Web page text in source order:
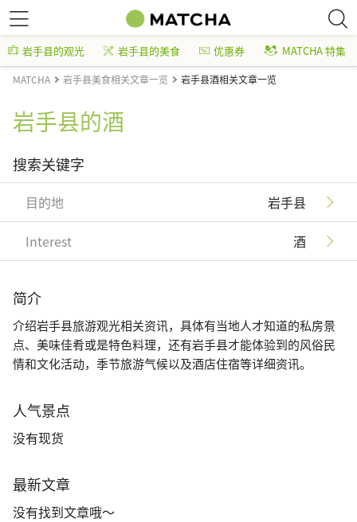
岩手县的观光 岩手县的美食 优惠券 MATCHA 特集
MATCHA 岩手县美食相关文章一览 岩手县酒相关文章一览
岩手县的酒
搜索关键字
目的地 岩手县
Interest 酒
简介
介绍岩手县旅游观光相关资讯，具体有当地人才知道的私房景
点、美味佳肴或是特色料理，还有岩手县才能体验到的风俗民
情和文化活动，季节旅游气候以及酒店住宿等详细资讯。
人气景点
没有现货
最新文章
没有找到文章哦～